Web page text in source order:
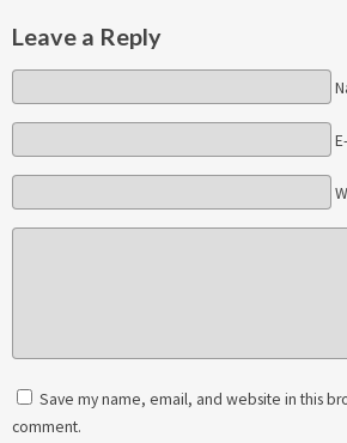
Leave a Reply
Save my name, email, and website in this
comment.